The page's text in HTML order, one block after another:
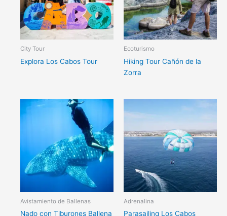
City Tour
Explora Los Cabos Tour
Ecoturismo
Hiking Tour Cañón de la
Zorra
Avistamiento de Ballenas
Nado con Tiburones Ballena
Adrenalina
Parasailing Los Cabos